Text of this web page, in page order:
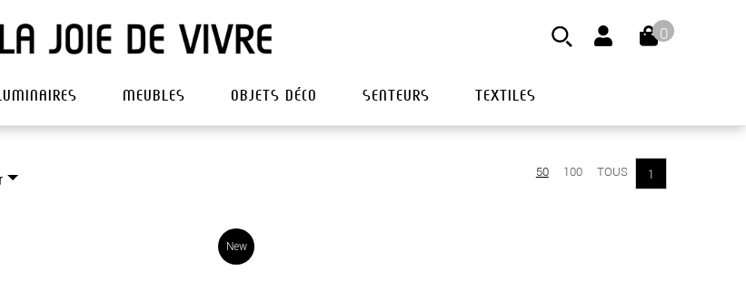
0
MEUBLES OBJETS DÉCO SENTEURS TEXTILES
50 100 TOUS 1
New